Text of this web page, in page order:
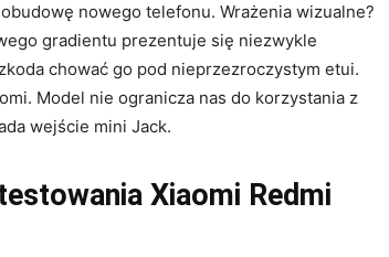
nowego telefonu. Wrażenia wizualne?
gradientu prezentuje się niezwykle
chować go pod nieprzezroczystym etui.
Model nie ogranicza nas do korzystania z
wejście mini Jack.
Xiaomi Redmi